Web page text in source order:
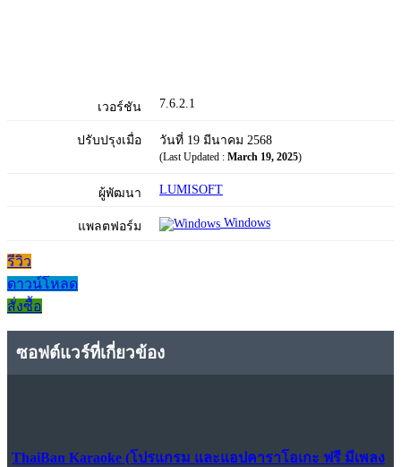
เวอร์ชัน 7.6.2.1
ปรับปรุงเมื่อ วันที่ 19 มีนาคม 2568
(Last Updated : March 19, 2025)
ผู้พัฒนา LUMISOFT
แพลตฟอร์ม Windows
รีวิว
ดาวน์โหลด
สั่งซื้อ
ซอฟต์แวร์ที่เกี่ยวข้อง
ThaiBan Karaoke (โปรแกรม และแอปคาราโอเกะ ฟรี มีเพลง